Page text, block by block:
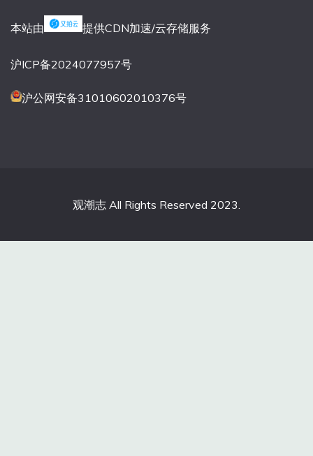
本站由 提供CDN加速/云存储服务
沪ICP备2024077957号
沪公网安备31010602010376号
观潮志 All Rights Reserved 2023.